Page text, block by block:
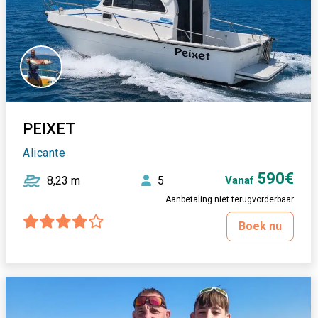
PEIXET
Alicante
8,23 m 5 Vanaf 590€
Aanbetaling niet terugvorderbaar
Boek nu